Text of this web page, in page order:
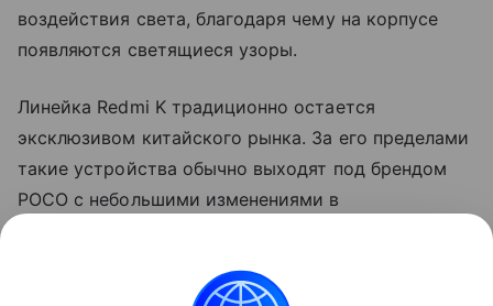
воздействия света, благодаря чему на корпусе
появляются светящиеся узоры.
Линейка Redmi K традиционно остается
эксклюзивом китайского рынка. За его пределами
такие устройства обычно выходят под брендом
POCO с небольшими изменениями в
глобальном рынке как POCO F8 Ultra.